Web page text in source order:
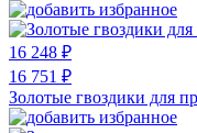
16 248 ₽
16 751 ₽
Золотые гвоздики для